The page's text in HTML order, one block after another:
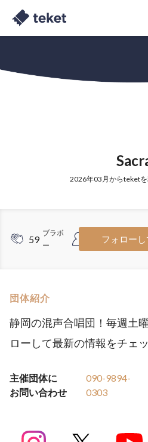
2026年03月からteket
59
ブラボ
ー
ー
フォロー
団体紹介
静岡の混声合唱団！毎週土
ローして最新の情報をチェ
主催団体に
お問い合わせ
090-9894-
0303